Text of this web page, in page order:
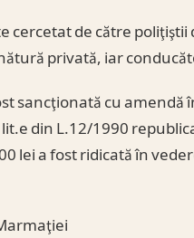
cercetat de către
privată, iar
sancţionată cu amendă
din L.12/1990
lei a fost ridicată în